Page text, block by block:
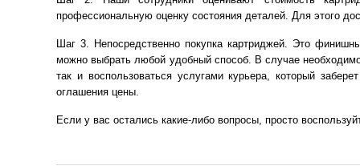
профессиональную оценку состояния деталей. Для этого
Шаг 3. Непосредственно покупка картриджей. Это
можно выбрать любой удобный способ. В случае
так и воспользоваться услугами курьера, который
оглашения цены.
Если у вас остались какие-либо вопросы, просто